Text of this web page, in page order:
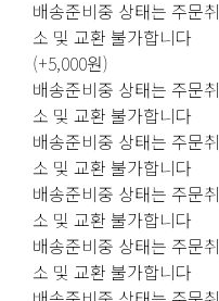
배송준비중 상태는 주문취
소 및 교환 불가합니다
(+5,000원)
배송준비중 상태는 주문취
소 및 교환 불가합니다
배송준비중 상태는 주문취
소 및 교환 불가합니다
배송준비중 상태는 주문취
소 및 교환 불가합니다
배송준비중 상태는 주문취
소 및 교환 불가합니다